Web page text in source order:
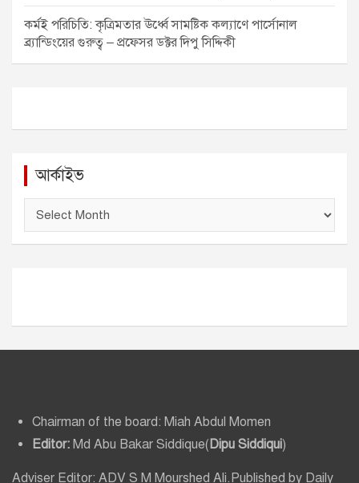
কর্মই পরিচিতি: কৃত্রিমতার ঊর্ধ্বে সামষ্টিক কল্যাণে পার্সোনাল
ব্র্যান্ডিংয়ের গুরুত্ব – প্রফেসর ডক্টর দিপু সিদ্দিকী
আর্কাইভ
ই
Chairman of the board: Miah Abdul Momen
Editor: Md Abu Bakar Siddique(Dipu Siddiqui)
Adviser Editor: ADV S M Mourshed Ali.Published by Daily